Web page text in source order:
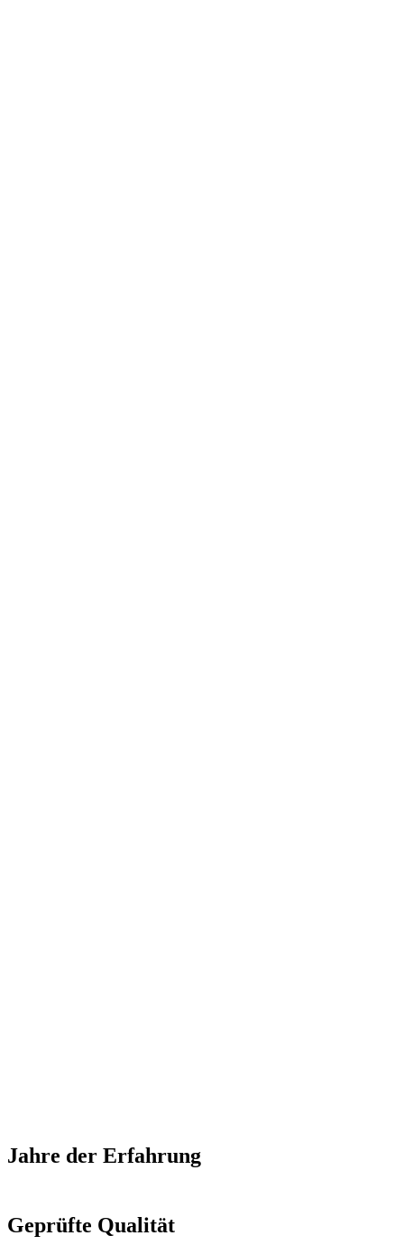
Jahre der Erfahrung
Geprüfte Qualität